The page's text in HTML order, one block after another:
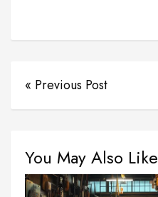
« Previous Post
You May Also Like